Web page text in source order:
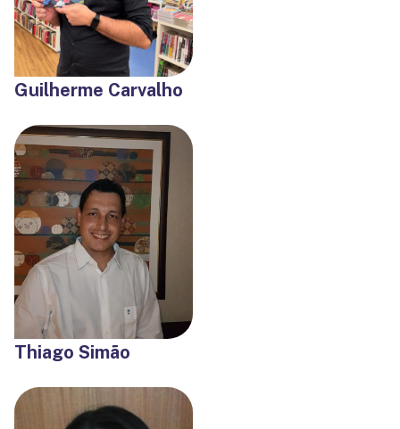
Guilherme Carvalho
Thiago Simão